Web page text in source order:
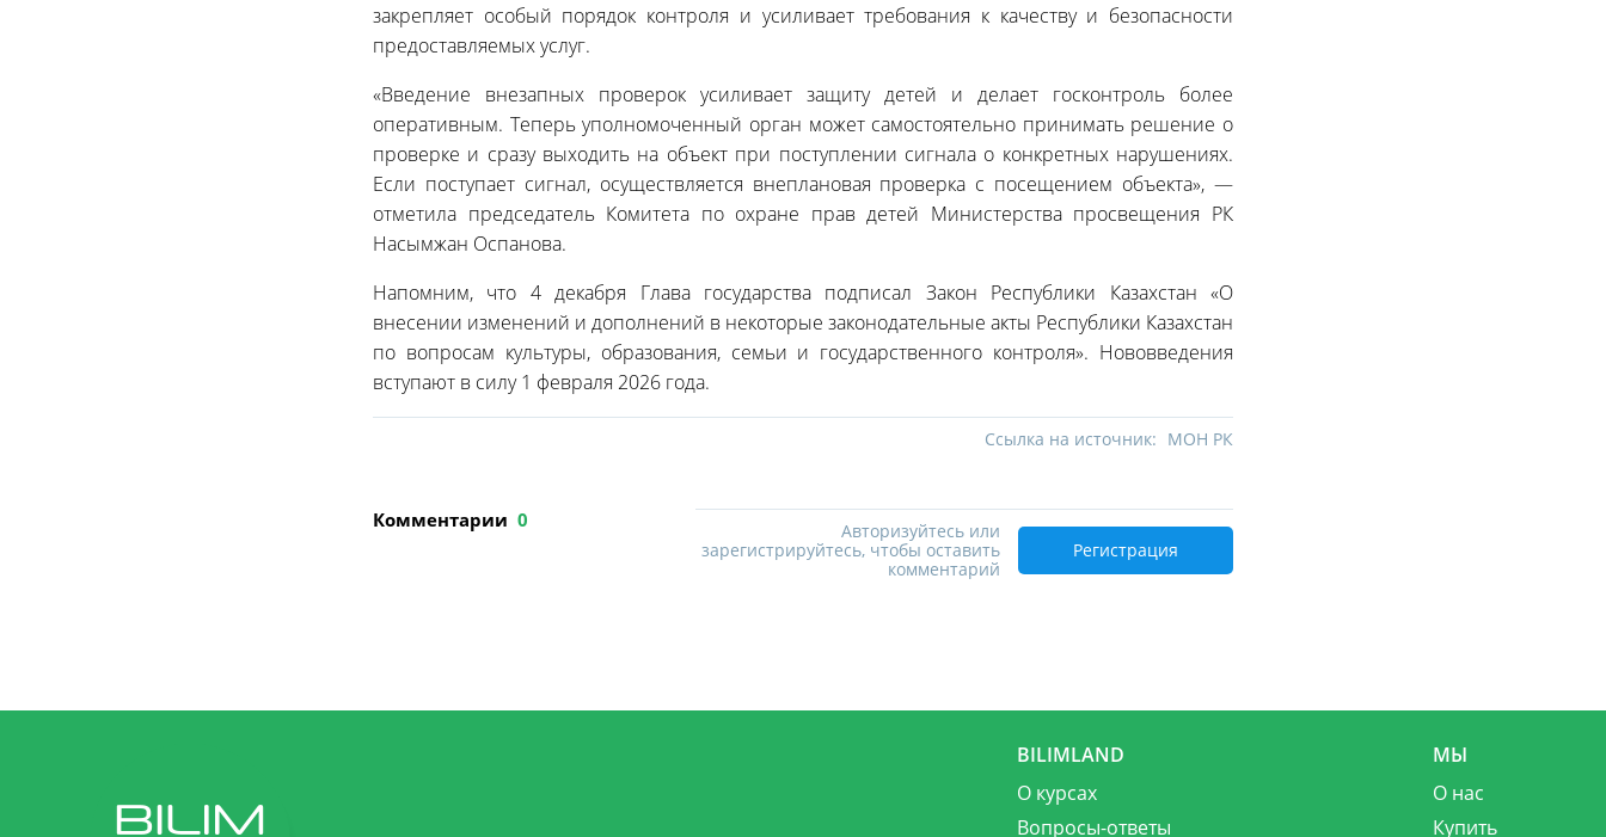
закрепляет особый порядок контроля и усиливает требования к качеству и безопасности
предоставляемых услуг.
«Введение внезапных проверок усиливает защиту детей и делает госконтроль более
оперативным. Теперь уполномоченный орган может самостоятельно принимать решение о
проверке и сразу выходить на объект при поступлении сигнала о конкретных нарушениях.
Если поступает сигнал, осуществляется внеплановая проверка с посещением объекта», —
отметила председатель Комитета по охране прав детей Министерства просвещения РК
Насымжан Оспанова.
Напомним, что 4 декабря Глава государства подписал Закон Республики Казахстан «О
внесении изменений и дополнений в некоторые законодательные акты Республики Казахстан
по вопросам культуры, образования, семьи и государственного контроля». Нововведения
вступают в силу 1 февраля 2026 года.
Ссылка на источник: МОН РК
Комментарии 0
Авторизуйтесь или
зарегистрируйтесь, чтобы оставить
комментарий
Регистрация
BILIMLAND
О курсах
Вопросы-ответы
МЫ
О нас
Купить